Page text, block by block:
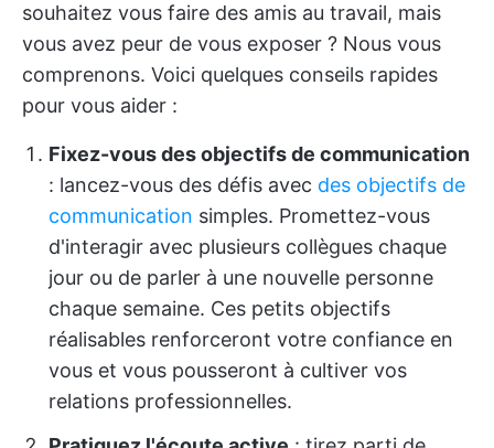
souhaitez vous faire des amis au travail, mais
vous avez peur de vous exposer ? Nous vous
comprenons. Voici quelques conseils rapides
pour vous aider :
Fixez-vous des objectifs de communication
: lancez-vous des défis avec des objectifs de
communication simples. Promettez-vous
d'interagir avec plusieurs collègues chaque
jour ou de parler à une nouvelle personne
chaque semaine. Ces petits objectifs
réalisables renforceront votre confiance en
vous et vous pousseront à cultiver vos
relations professionnelles.